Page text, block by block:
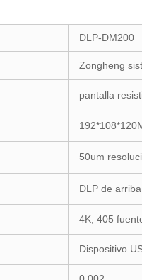
DLP-DM200
Zongheng
pantalla
50um
DLP de
4K, 405
Dispositivo